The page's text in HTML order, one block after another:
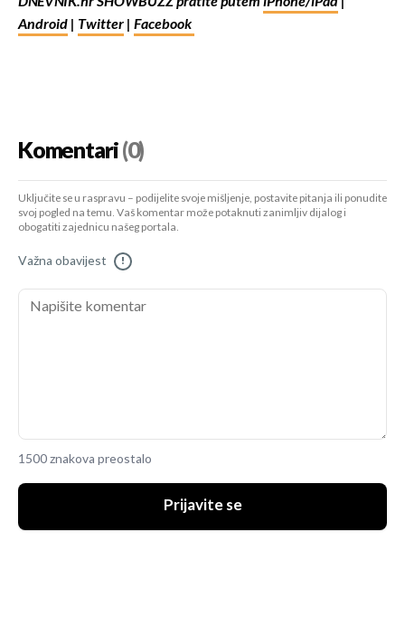
Android | Twitter | Facebook
Komentari(0)
Uključite se u raspravu – podijelite svoje mišljenje, postavite pitanja ili ponudite
svoj pogled na temu. Vaš komentar može potaknuti zanimljiv dijalog i
obogatiti zajednicu našeg portala.
Važna obavijest !
1500 znakova preostalo
Prijavite se